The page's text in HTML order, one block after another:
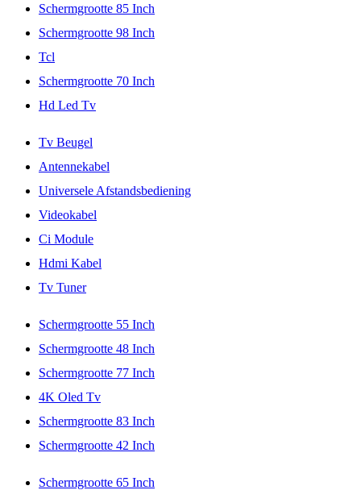
Schermgrootte 85 Inch
Schermgrootte 98 Inch
Tcl
Schermgrootte 70 Inch
Hd Led Tv
Tv Beugel
Antennekabel
Universele Afstandsbediening
Videokabel
Ci Module
Hdmi Kabel
Tv Tuner
Schermgrootte 55 Inch
Schermgrootte 48 Inch
Schermgrootte 77 Inch
4K Oled Tv
Schermgrootte 83 Inch
Schermgrootte 42 Inch
Schermgrootte 65 Inch